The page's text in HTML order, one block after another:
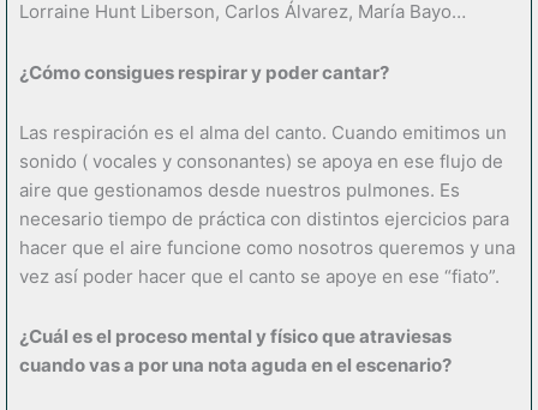
Lorraine Hunt Liberson, Carlos Álvarez, María Bayo…
¿Cómo consigues respirar y poder cantar?
Las respiración es el alma del canto. Cuando emitimos un
sonido ( vocales y consonantes) se apoya en ese flujo de
aire que gestionamos desde nuestros pulmones. Es
necesario tiempo de práctica con distintos ejercicios para
hacer que el aire funcione como nosotros queremos y una
vez así poder hacer que el canto se apoye en ese “fiato”.
¿Cuál es el proceso mental y físico que atraviesas
cuando vas a por una nota aguda en el escenario?